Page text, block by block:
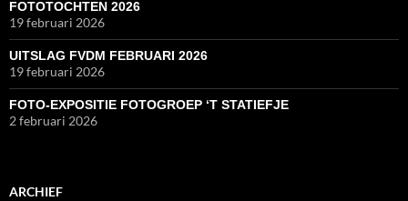
FOTOTOCHTEN 2026
19 februari 2026
UITSLAG FVDM FEBRUARI 2026
19 februari 2026
FOTO-EXPOSITIE FOTOGROEP ‘T STATIEFJE
2 februari 2026
ARCHIEF